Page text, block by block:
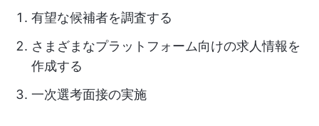
有望な候補者を調査する
さまざまなプラットフォーム向けの求人情報を
作成する
一次選考面接の実施